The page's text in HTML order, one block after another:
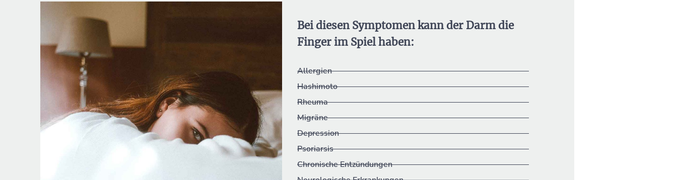
Bei diesen Symptomen kann der Darm die
Finger im Spiel haben:
Allergien
Hashimoto
Rheuma
Migräne
Depression
Psoriarsis
Chronische Entzündungen